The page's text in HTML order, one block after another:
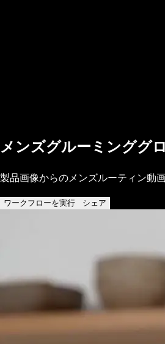
メンズグルーミンググ
製品画像からのメンズルーティン動
ワークフローを実行 シェア